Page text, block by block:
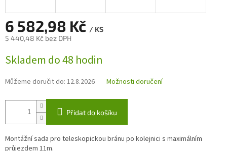
6 582,98 Kč / KS
5 440,48 Kč bez DPH
cena:
Skladem do 48 hodin
Můžeme doručit do: 12.8.2026 Možnosti doručení
Přidat do košíku
Montážní sada pro teleskopickou bránu po kolejnici s maximálním
průjezdem 11m.